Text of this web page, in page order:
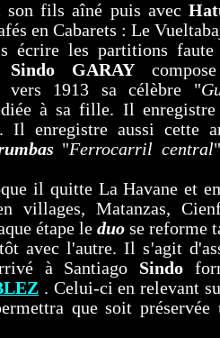
son fils aîné puis avec
en Cabarets : Le
écrire les partitions faute
Sindo GARAY
vers 1913 sa célèbre "
à sa fille. Il enregistre
Il enregistre aussi cette
"Ferrocarril central
il quitte La Havane et
villages, Matanzas,
étape le duose reforme
avec l'autre. Il s'agit
à Santiago Sindo
. Celui-ci en relevant
que soit préservée